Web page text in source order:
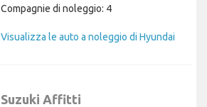
Compagnie di noleggio: 4
Visualizza le auto a noleggio di Hyundai
Suzuki Affitti